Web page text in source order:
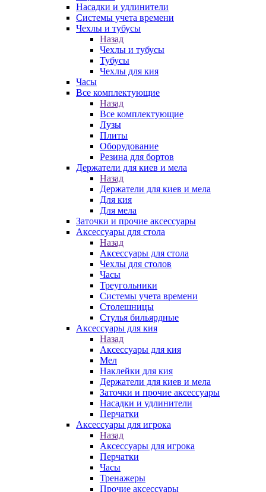
Насадки и удлинители
Системы учета времени
Чехлы и тубусы
Назад
Чехлы и тубусы
Тубусы
Чехлы для кия
Часы
Все комплектующие
Назад
Все комплектующие
Лузы
Плиты
Оборудование
Резина для бортов
Держатели для киев и мела
Назад
Держатели для киев и мела
Для кия
Для мела
Заточки и прочие аксессуары
Аксессуары для стола
Назад
Аксессуары для стола
Чехлы для столов
Часы
Треугольники
Системы учета времени
Столешницы
Стулья бильярдные
Аксессуары для кия
Назад
Аксессуары для кия
Мел
Наклейки для кия
Держатели для киев и мела
Заточки и прочие аксессуары
Насадки и удлинители
Перчатки
Аксессуары для игрока
Назад
Аксессуары для игрока
Перчатки
Часы
Тренажеры
Прочие аксессуары